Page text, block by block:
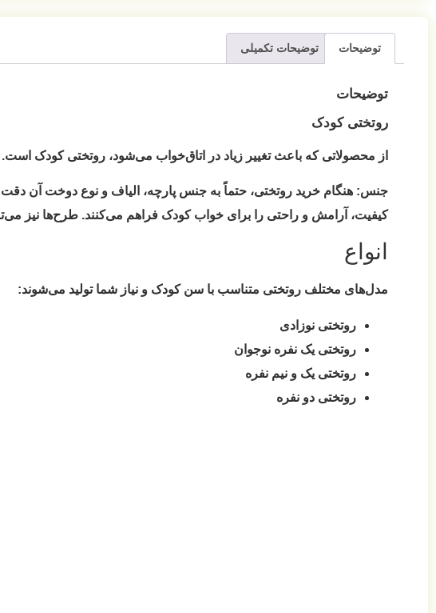
توضیحات توضیحات تکمیلی
توضیحات
روتختی کودک
از محصولاتی که باعث تغییر زیاد در اتاق‌خواب می‌شود، روتختی کودک
جنس:
کیفیت، آرامش و راحتی را برای خواب کودک فراهم می‌کنند. طرح‌ها نیز
انواع
مدل‌های مختلف روتختی متناسب با سن کودک و نیاز شما تولید می‌شوند:
روتختی نوزادی
روتختی یک نفره نوجوان
روتختی یک و نیم نفره
روتختی دو نفره